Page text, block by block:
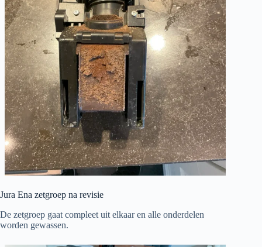
Jura Ena zetgroep na revisie
De zetgroep gaat compleet uit elkaar en alle onderdelen
worden gewassen.